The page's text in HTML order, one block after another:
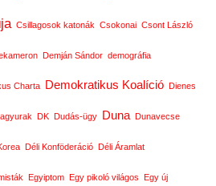
Csillagosok katonák Csokonai Csont László
Demján Sándor demográfia
Charta Demokratikus Koalíció Dienes
DK Dudás-ügy Duna Dunavecse
Déli Konföderáció Déli Áramlat
Egyiptom Egy pikoló világos Egy új